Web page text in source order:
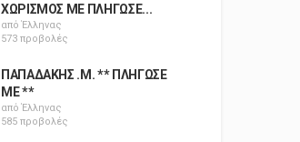
ΧΩΡΙΣΜΟΣ ΜΕ ΠΛΗΓΩΣΕ...
απόΈλληνας
573 προβολές
ΠΑΠΑΔΑΚΗΣ .Μ. ** ΠΛΗΓΩΣΕ
ΜΕ **
απόΈλληνας
585 προβολές